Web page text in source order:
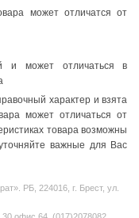
может отличатся от
и может отличаться в
характер и взята
может отличаться от
товара возможны
важные для Вас
РБ, 224016, г. Брест, ул.